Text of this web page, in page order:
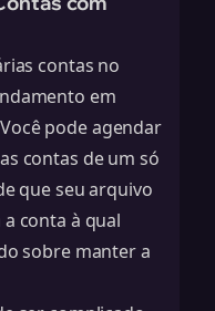
contas no
em
pode agendar
contas de um só
que seu arquivo
conta à qual
sobre manter a